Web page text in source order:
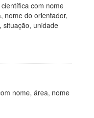
com nome
nome do orientador,
situação, unidade
nome, área, nome